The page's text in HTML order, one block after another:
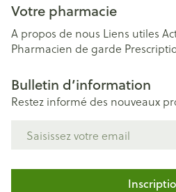
Votre pharmacie
A propos de nous Liens utiles
Pharmacien de garde
Bulletin d’information
Restez informé des nouveaux